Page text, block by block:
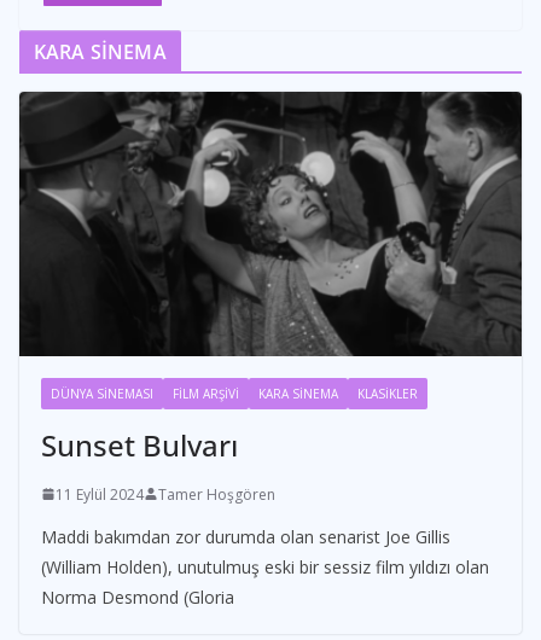
KARA SİNEMA
DÜNYA SİNEMASI FİLM ARŞİVİ KARA SİNEMA KLASİKLER
Sunset Bulvarı
11 Eylül 2024 Tamer Hoşgören
Maddi bakımdan zor durumda olan senarist Joe Gillis
(William Holden), unutulmuş eski bir sessiz film yıldızı olan
Norma Desmond (Gloria